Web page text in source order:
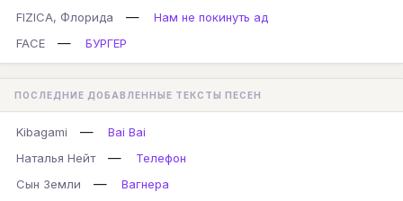
FIZICA, Флорида
—
Нам не покинуть ад
FACE
— БУРГЕР
ПОСЛЕДНИЕ ДОБАВЛЕННЫЕ ТЕКСТЫ ПЕСЕН
Kibagami —
Bai Bai
Наталья Нейт
—
Телефон
Сын Земли
—
Вагнера